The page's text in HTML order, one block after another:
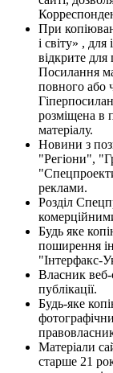
При
і світу» ,
відкрите
Посилання
повного або
розміщена в
матеріалу.
Новини з
"Регіони",
реклами.
Розділ
Будь яке
поширення
"Інтерфакс-
Власник веб-
публікації.
Будь-яке
Матеріали
старше 21